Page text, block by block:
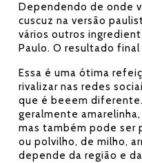
Dependendo de onde
cuscuz na versão
vários outros
Paulo. O resultado
Essa é uma ótima
rivalizar nas redes
que é beeem
geralmente
mas também pode ser
ou polvilho, de milho,
depende da região e